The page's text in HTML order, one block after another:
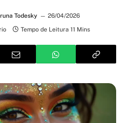
Todesky
26/04/2026
Tempo de Leitura 11 Mins